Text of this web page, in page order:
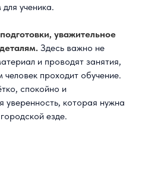
ученика.
уважительное
Здесь важно не
и проводят занятия,
проходит обучение.
спокойно и
уверенность, которая нужна
езде.